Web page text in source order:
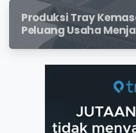
Produksi Tray
Peluang Usaha
Packaging Modern